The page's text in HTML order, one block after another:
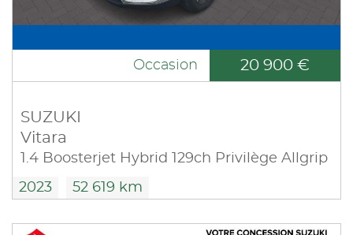
Occasion 20 900 €
SUZUKI
Vitara
1.4 Boosterjet Hybrid 129ch Privilège Allgrip
2023 52 619 km